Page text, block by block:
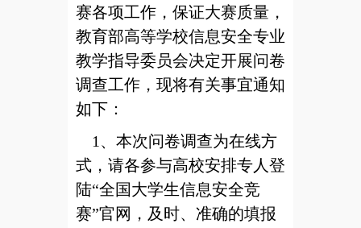
赛各项工作，保证大赛质量，
教育部高等学校信息安全专业
教学指导委员会决定开展问卷
调查工作，现将有关事宜通知
如下：
1、本次问卷调查为在线方
式，请各参与高校安排专人登
陆“全国大学生信息安全竞
赛”官网，及时、准确的填报